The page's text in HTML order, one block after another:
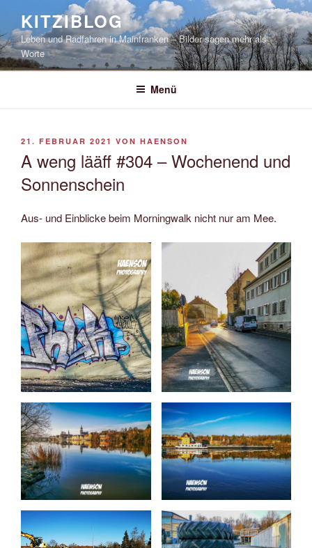
springen
KITZIBLOG
Leben und Radfahren in Mainfranken – Bilder sagen mehr als
Worte
Menü
VERÖFFENTLICHT
21. FEBRUAR 2021 VON HAENSON
A weng lääff #304 – Wochenend und
Sonnenschein
Aus- und Einblicke beim Morningwalk nicht nur am Mee.